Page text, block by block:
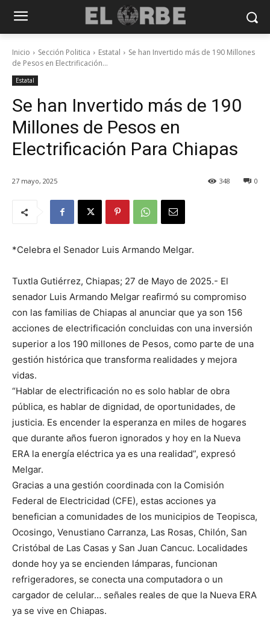
Inicio Sección Politica Estatal
Se han Invertido más de 190 Millones
de Pesos en Electrificación...
Estatal
Se han Invertido más de 190
Millones de Pesos en
Electrificación Para Chiapas
27 mayo, 2025 0
348
*Celebra el Senador Luis Armando Melgar.
Tuxtla Gutiérrez, Chiapas; 27 de Mayo de 2025.- El
senador Luis Armando Melgar reafirmó su compromiso
con las familias de Chiapas al anunciar que ya son 156
acciones de electrificación concluidas con una inversión
superior a los 190 millones de Pesos, como parte de una
gestión histórica que transforma realidades y mejora
vidas.
“Hablar de electrificación no es solo hablar de obra
pública, es hablar de dignidad, de oportunidades, de
justicia. Es encender la esperanza en miles de hogares
que durante años fueron ignorados y hoy en la Nueva
ERA la energía eléctrica ya es una realidad”, expresó
Melgar.
Gracias a una gestión coordinada con la Comisión
Federal de Electricidad (CFE), estas acciones ya
benefician a comunidades de los municipios de Teopisca,
Ocosingo, Venustiano Carranza, Las Rosas, Chilón, San
Cristóbal de Las Casas y San Juan Cancuc. Localidades
donde hoy ya se encienden lámparas, funcionan
refrigeradores, se conecta una computadora o un
cargador de celular… señales reales de que la Nueva ERA
ya se vive en Chiapas.